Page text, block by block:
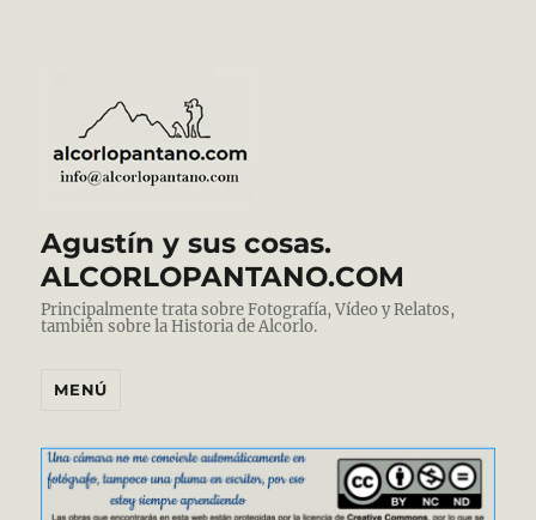
Agustín y sus cosas.
ALCORLOPANTANO.COM
Principalmente trata sobre Fotografía, Vídeo y Relatos,
también sobre la Historia de Alcorlo.
MENÚ